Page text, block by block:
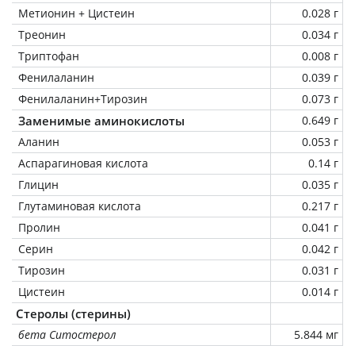
Метионин + Цистеин
0.028 г
Треонин
0.034 г
Триптофан
0.008 г
Фенилаланин
0.039 г
Фенилаланин+Тирозин
0.073 г
Заменимые аминокислоты
0.649 г
Аланин
0.053 г
Аспарагиновая кислота
0.14 г
Глицин
0.035 г
Глутаминовая кислота
0.217 г
Пролин
0.041 г
Серин
0.042 г
Тирозин
0.031 г
Цистеин
0.014 г
Стеролы (стерины)
бета Ситостерол 5.844 мг